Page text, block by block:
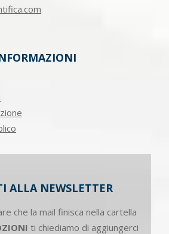
ALLA NEWSLETTER
che la mail finisca nella cartella
ti chiediamo di aggiungerci